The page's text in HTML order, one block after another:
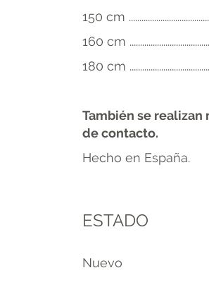
150 cm
160 cm
180 cm
También se
de contacto.
Hecho en España.
ESTADO
Nuevo